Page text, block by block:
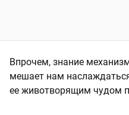
Впрочем, знание
мешает нам
ее животворящим чудом